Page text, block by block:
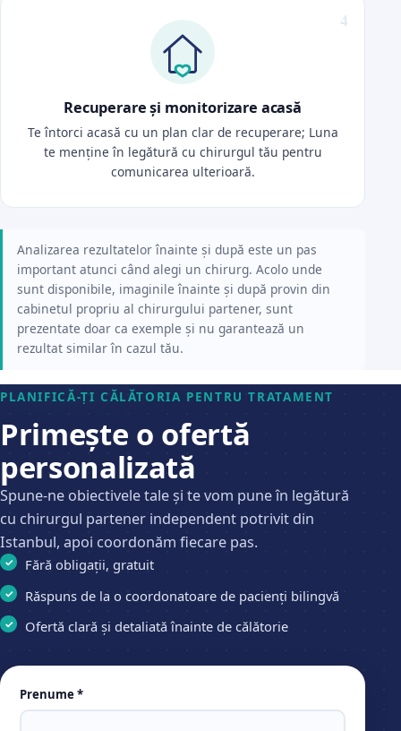
Recuperare și monitorizare acasă
Te întorci acasă cu un plan clar de recuperare; Luna
te menține în legătură cu chirurgul tău pentru
comunicarea ulterioară.
Analizarea rezultatelor înainte și după este un pas
important atunci când alegi un chirurg. Acolo unde
sunt disponibile, imaginile înainte și după provin din
cabinetul propriu al chirurgului partener, sunt
prezentate doar ca exemple și nu garantează un
rezultat similar în cazul tău.
PLANIFICĂ-ȚI CĂLĂTORIA PENTRU TRATAMENT
Primește o ofertă
personalizată
Spune-ne obiectivele tale și te vom pune în legătură
cu chirurgul partener independent potrivit din
Istanbul, apoi coordonăm fiecare pas.
Fără obligații, gratuit
Răspuns de la o coordonatoare de pacienți bilingvă
Ofertă clară și detaliată înainte de călătorie
Leave
this
Prenume *